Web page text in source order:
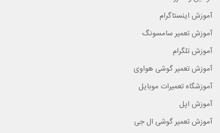
آموزش اینستاگرام
آموزش تعمیر سامسونگ
آموزش تلگرام
آموزش تعمیر گوشی هواوی
آموزشگاه تعمیرات موبایل
آموزش اپل
آموزش تعمیر گوشی ال جی